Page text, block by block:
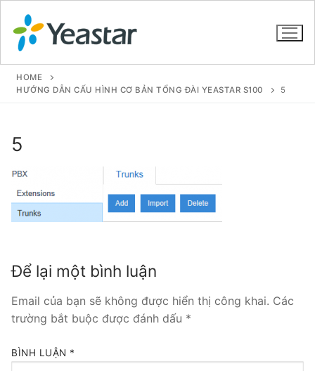
SẢN PHẨM
Tổng đài VoIP Yeastar S412
Tổng đài VoIP Yeastar S50
Tổng đài VoIP Yeastar S100
HOME
HƯỚNG DẪN CẤU HÌNH CƠ BẢN TỔNG ĐÀI YEASTAR S100
5
5
Để lại một bình luận
Email của bạn sẽ không được hiển thị công khai. Các
trường bắt buộc được đánh dấu *
BÌNH LUẬN *